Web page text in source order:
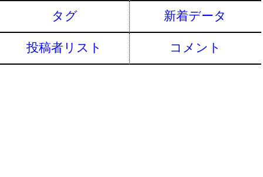
タグ 新着データ
投稿者リスト コメント